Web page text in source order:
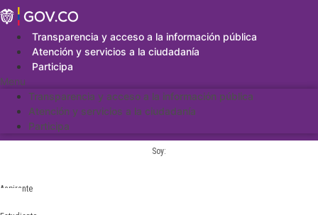
Saltar
al
contenidoTransparencia y acceso a la información pública
Atención y servicios a la ciudadanía
Participa
Menu
Transparencia y acceso a la información pública
Atención y servicios a la ciudadanía
Participa
Soy:
Aspirante